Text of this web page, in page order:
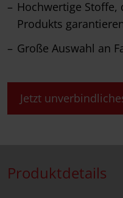
Hochwertige
Produkts
Große Auswahl an
Jetzt
Produktdetails